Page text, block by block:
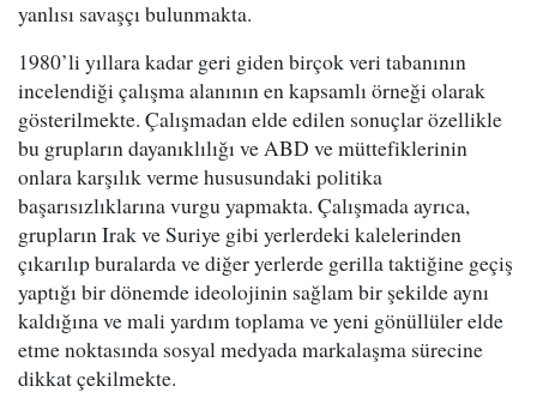
yanlısı savaşçı bulunmakta.
1980’li yıllara kadar geri giden birçok veri tabanının
incelendiği çalışma alanının en kapsamlı örneği olarak
gösterilmekte. Çalışmadan elde edilen sonuçlar özellikle
bu grupların dayanıklılığı ve ABD ve müttefiklerinin
onlara karşılık verme hususundaki politika
başarısızlıklarına vurgu yapmakta. Çalışmada ayrıca,
grupların Irak ve Suriye gibi yerlerdeki kalelerinden
çıkarılıp buralarda ve diğer yerlerde gerilla taktiğine geçiş
yaptığı bir dönemde ideolojinin sağlam bir şekilde aynı
kaldığına ve mali yardım toplama ve yeni gönüllüler elde
etme noktasında sosyal medyada markalaşma sürecine
dikkat çekilmekte.